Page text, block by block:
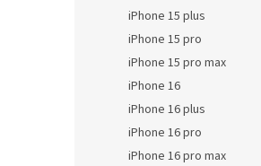
iPhone 15 plus
iPhone 15 pro
iPhone 15 pro max
iPhone 16
iPhone 16 plus
iPhone 16 pro
iPhone 16 pro max